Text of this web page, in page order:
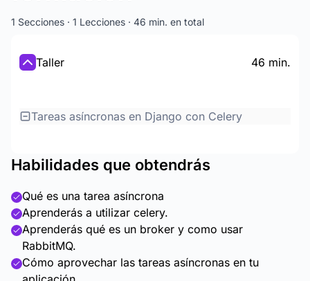
1 Secciones · 1 Lecciones · 46 min. en total
Taller 46 min.
Tareas asíncronas en Django con Celery
Habilidades que obtendrás
Qué es una tarea asíncrona
Aprenderás a utilizar celery.
Aprenderás qué es un broker y como usar
RabbitMQ.
Cómo aprovechar las tareas asíncronas en tu